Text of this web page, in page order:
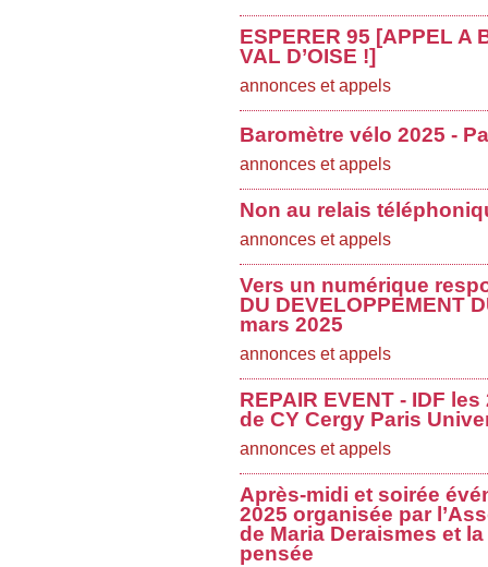
ESPERER 95 [APPEL A
VAL D’OISE !]
annonces et appels
Baromètre vélo 2025 -
annonces et appels
Non au relais
annonces et appels
Vers un numérique
DU DEVELOPPEMENT
mars 2025
annonces et appels
REPAIR EVENT - IDF
de CY Cergy Paris
annonces et appels
Après-midi et soirée
2025 organisée par
de Maria Deraismes et
pensée